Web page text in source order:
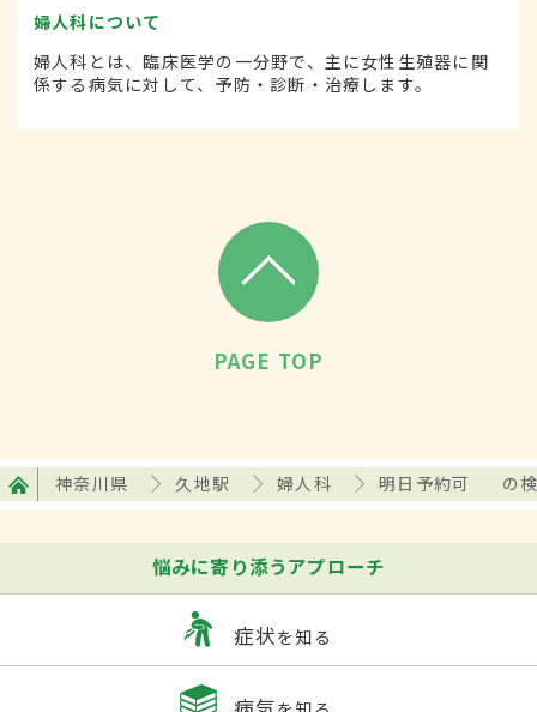
婦人科について
婦人科とは、臨床医学の一分野で、主に女性生殖器に関
係する病気に対して、予防・診断・治療します。
PAGE TOP
神奈川県 久地駅 婦人科 明日予約可 の
悩みに寄り添うアプローチ
症状を知る